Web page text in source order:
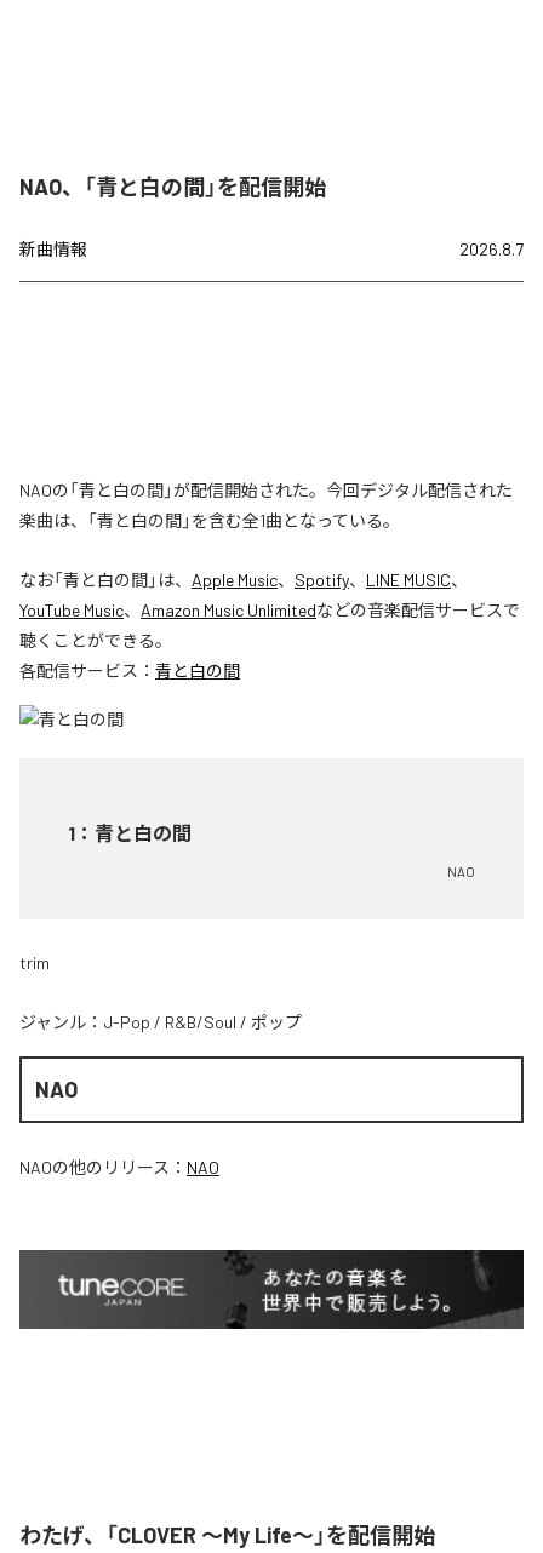
NAO、「青と白の間」を配信開始
新曲情報 2026.8.7
NAOの「青と白の間」が配信開始された。今回デジタル配信された
楽曲は、「青と白の間」を含む全1曲となっている。
なお「青と白の間」は、 Apple Music、 Spotify、 LINE MUSIC、
YouTube Music、 Amazon Music Unlimitedなどの音楽配信サービスで
聴くことができる。
各配信サービス： 青と白の間
1 ： 青と白の間
NAO
trim
ジャンル： J-Pop / R&B/Soul / ポップ
NAO
NAOの他のリリース： NAO
わたげ、「CLOVER ～My Life～」を配信開始